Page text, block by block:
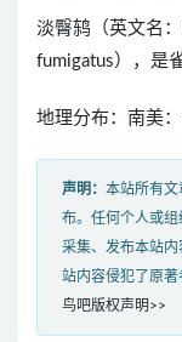
淡臀鸫（英文名
fumigatus），是
地理分布：南美
声明： 本站所有文
布。任何个人或组
采集、发布本站
站内容侵犯了原著
鸟吧版权声明>>